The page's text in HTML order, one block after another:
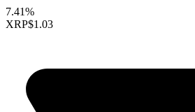
7.41%
XRP$1.03